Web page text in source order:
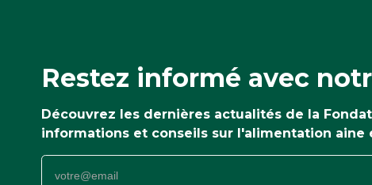
Restez informé avec
Découvrez les dernières actualités de la
informations et conseils sur l'alimentation aine